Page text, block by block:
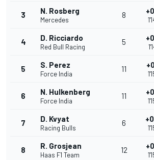
3 N. Rosberg
Mercedes
8
4 D. Ricciardo
Red Bull Racing
5
5 S. Perez
Force India
11
6 N. Hulkenberg
Force India
11
7 D. Kvyat
Racing Bulls
6
8 R. Grosjean
Haas F1 Team
12